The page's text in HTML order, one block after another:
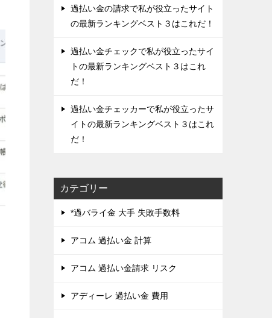
過払い金の請求で私が役立ったサイト
の最新ランキングベスト３はこれだ！
過払い金チェックで私が役立ったサイ
トの最新ランキングベスト３はこれ
だ！
過払い金チェッカーで私が役立ったサ
イトの最新ランキングベスト３はこれ
だ！
カテゴリー
*過バライ金 大手 失敗手数料
アコム 過払い金 計算
アコム 過払い金請求 リスク
アディーレ 過払い金 費用